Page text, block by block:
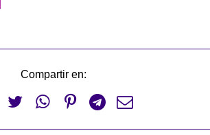
Compartir en:
    